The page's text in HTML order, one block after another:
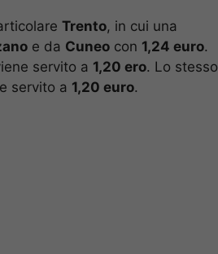
Trento, in cui una
e da Cuneo con 1,24 euro.
servito a 1,20 ero. Lo stesso
servito a 1,20 euro.